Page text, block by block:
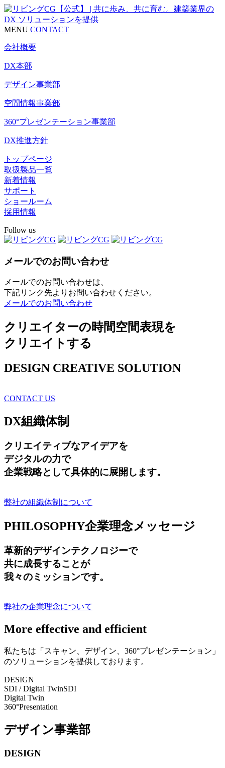
MENU CONTACT
会社概要
DX本部
デザイン事業部
空間情報事業部
360°プレゼンテーション事業部
DX推進方針
トップページ
取扱製品一覧
新着情報
サポート
ショールーム
採用情報
Follow us
メールでのお問い合わせ
メールでのお問い合わせは、
下記リンク先よりお問い合わせください。
メールでのお問い合わせ
クリエイターの時間空間表現を
クリエイトする
DESIGN CREATIVE SOLUTION
CONTACT US
DX組織体制
クリエイティブなアイデアを
デジタルの力で
企業戦略として具体的に展開します。
弊社の組織体制について
PHILOSOPHY企業理念メッセージ
革新的デザインテクノロジーで
共に成長することが
我々のミッションです。
弊社の企業理念について
More effective and efficient
私たちは「スキャン、デザイン、360°プレゼンテーション」
のソリューションを提供しております。
DESIGN
SDI / Digital TwinSDI
Digital Twin
360°Presentation
デザイン事業部
DESIGN